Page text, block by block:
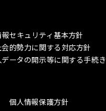
セキュリティ基本方針
的勢力に関する対応方針
ータの開示等に関する手続き
個人情報保護方針